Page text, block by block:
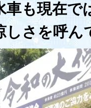
車も現在で
しさを呼ん